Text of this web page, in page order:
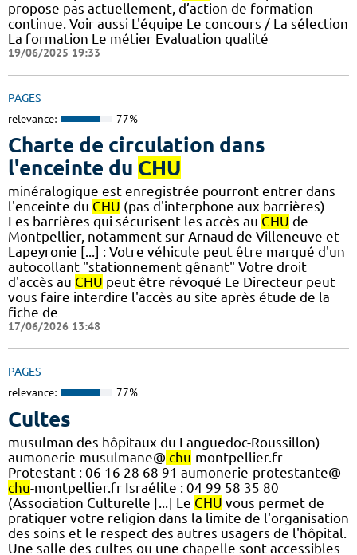
propose pas actuellement, d’action de formation
continue. Voir aussi L'équipe Le concours / La sélection
La formation Le métier Evaluation qualité
19/06/2025 19:33
PAGES
relevance: 77%
Charte de circulation dans
l'enceinte du CHU
minéralogique est enregistrée pourront entrer dans
l'enceinte du CHU (pas d'interphone aux barrières)
Les barrières qui sécurisent les accès au CHU de
Montpellier, notamment sur Arnaud de Villeneuve et
Lapeyronie [...] : Votre véhicule peut être marqué d'un
autocollant "stationnement gênant" Votre droit
d'accès au CHU peut être révoqué Le Directeur peut
vous faire interdire l'accès au site après étude de la
fiche de
17/06/2026 13:48
PAGES
relevance: 77%
Cultes
musulman des hôpitaux du Languedoc-Roussillon)
aumonerie-musulmane@ chu-montpellier.fr
Protestant : 06 16 28 68 91 aumonerie-protestante@
chu-montpellier.fr Israélite : 04 99 58 35 80
(Association Culturelle [...] Le CHU vous permet de
pratiquer votre religion dans la limite de l'organisation
des soins et le respect des autres usagers de l'hôpital.
Une salle des cultes ou une chapelle sont accessibles